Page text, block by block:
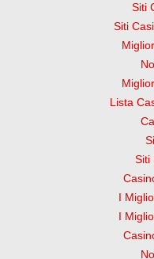
Siti
Siti
Lista
Siti
I
I